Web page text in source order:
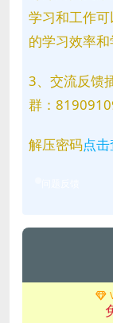
学习和工作
的学习效率和
3、交流反馈
群：
解压密码点